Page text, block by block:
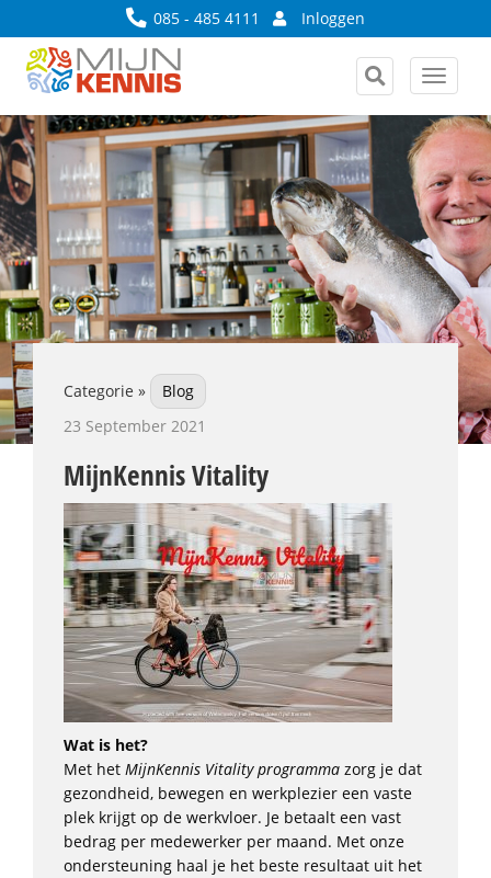
085 - 485 4111 Inloggen
Toggle
Categorie »
Blog
23 September 2021
MijnKennis Vitality
Wat is het?
Met het MijnKennis Vitality programma zorg je dat
gezondheid, bewegen en werkplezier een vaste
plek krijgt op de werkvloer. Je betaalt een vast
bedrag per medewerker per maand. Met onze
ondersteuning haal je het beste resultaat uit het